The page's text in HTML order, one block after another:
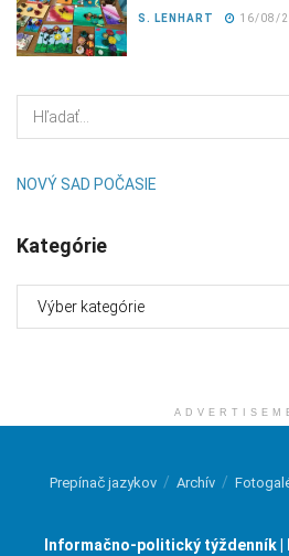
S. LENHART 16/08/
NOVÝ SAD POČASIE
Kategórie
Prepínač jazykov Archív
Informačno-politický týždenník